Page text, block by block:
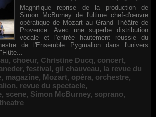
Magnifique reprise de la production de
Simon McBurney de l'ultime chef-d'œuvre
opératique de Mozart au Grand Théâtre de
Provence. Avec une superbe distribution
vocale et l'entrée hautement réussie du
de l'Ensemble Pygmalion dans l'univers
, choeur, Christine Ducq, concert,
, festival, gil chauveau, la revue du
, magazine, Mozart, opéra, orchestre,
, revue du spectacle,
, scene, Simon McBurney, soprano,
theatre